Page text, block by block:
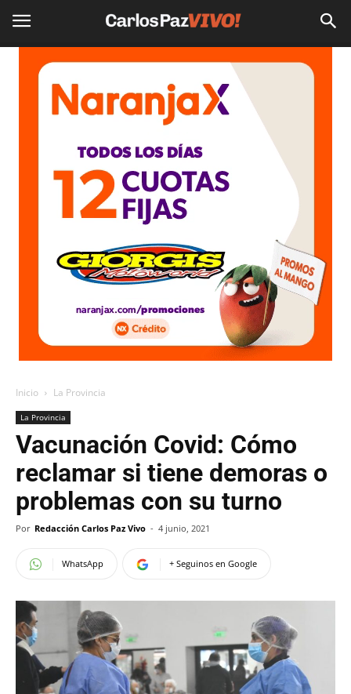
Inicio La Provincia
La Provincia
Vacunación Covid: Cómo
reclamar si tiene demoras o
problemas con su turno
Por Redacción Carlos Paz Vivo - 4 junio, 2021
WhatsApp + Seguinos en Google